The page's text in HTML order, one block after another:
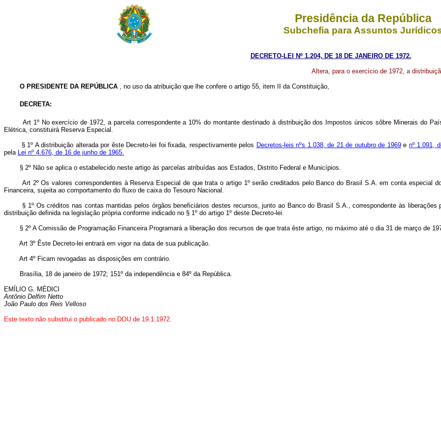
Presidência da República
Subchefia para Assuntos
DECRETO-LEI Nº 1.204, DE 18 DE JANEIRO DE 1972.
Altera, para o exercício de 1972, a
O PRESIDENTE DA REPÚBLICA , no uso da atribuição que lhe confere o artigo 55, item II da Constituição,
DECRETA:
Art 1º No exercício de 1972, a parcela correspondente a 10% do montante destinado à distribuição dos Impostos únicos sôbre Minerais do
Elétrica, constituirá Reserva Especial.
§ 1º A distribuição alterada por êste Decreto-lei foi fixada, respectivamente pelos Decretos-leis nºs 1.038, de 21 de outubro de 1969e nº 1.091,
pela
Lei nº 4.676, de 16 de junho de 1965.
§ 2º Não se aplica o estabelecido neste artigo às parcelas atribuídas aos Estados, Distrito Federal e Municípios.
Art 2º Os valores correspondentes à Reserva Especial de que trata o artigo 1º serão creditados pelo Banco do Brasil S.A. em conta especial
Financeira, sujeita ao comportamento do fluxo de caixa do Tesouro Nacional.
§ 1º Os créditos nas contas mantidas pelos órgãos beneficiários destes recursos, junto ao Banco do Brasil S.A., correspondente às liberações
distribuição definida na legislação própria conforme indicado no § 1º do artigo 1º deste Decreto-lei.
§ 2º A Comissão de Programação Financeira Programará a liberação dos recursos de que trata êste artigo, no máximo até o dia 31 de março de
Art 3º Êste Decreto-lei entrará em vigor na data de sua publicação.
Art 4º Ficam revogadas as disposições em contrário.
Brasília, 18 de janeiro de 1972; 151º da independência e 84º da República.
EMÍLIO G. MÉDICI
Antônio Delfim Netto
João Paulo dos Reis Velloso
Este texto não substitui o publicado no DOU de 19.1.1972.